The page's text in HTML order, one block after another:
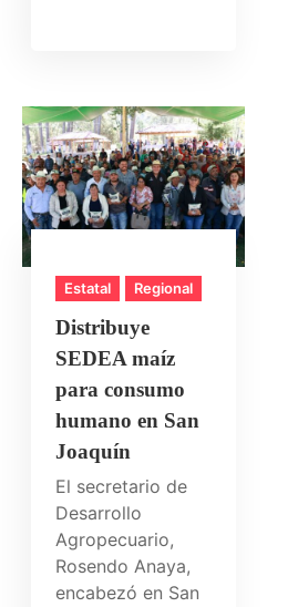
Estatal Regional
Distribuye
SEDEA maíz
para consumo
humano en San
Joaquín
El secretario de
Desarrollo
Agropecuario,
Rosendo Anaya,
encabezó en San